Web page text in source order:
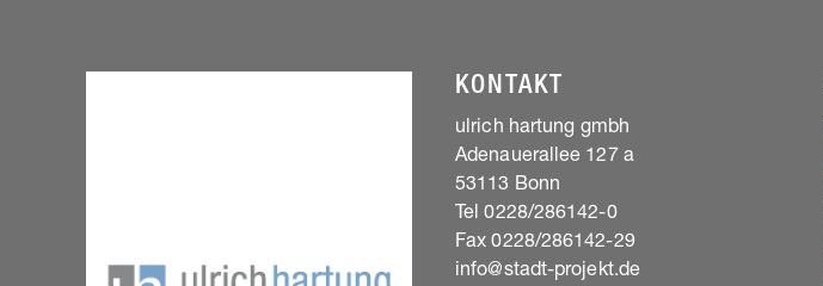
KONTAKT
ulrich hartung gmbh
Adenauerallee 127 a
53113 Bonn
Tel 0228/286142-0
Fax 0228/286142-29
info@stadt-projekt.de